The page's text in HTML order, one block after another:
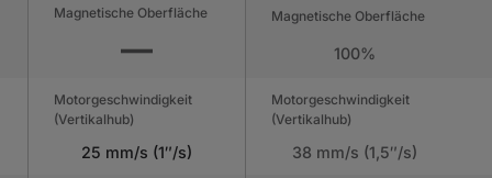
Magnetische Oberfläche Magnetische Oberfläche
100%
Motorgeschwindigkeit
(Vertikalhub)
25 mm/s (1″/s)
Motorgeschwindigkeit
(Vertikalhub)
38 mm/s (1,5″/s)